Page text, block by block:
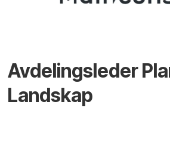
Avdelingsleder
Landskap